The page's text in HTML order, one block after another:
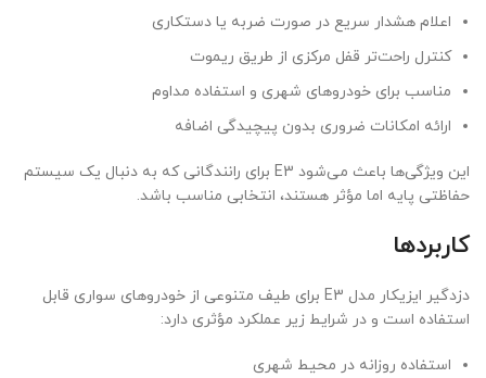
اعلام هشدار سریع در صورت ضربه یا دستکاری
کنترل راحت‌تر قفل مرکزی از طریق ریموت
مناسب برای خودروهای شهری و استفاده مداوم
ارائه امکانات ضروری بدون پیچیدگی اضافه
این ویژگی‌ها باعث می‌شود E3 برای رانندگانی که به دنبال یک سیستم
حفاظتی پایه اما مؤثر هستند، انتخابی مناسب باشد.
کاربردها
دزدگیر ایزیکار مدل E3 برای طیف متنوعی از خودروهای سواری قابل
استفاده است و در شرایط زیر عملکرد مؤثری دارد:
استفاده روزانه در محیط شهری